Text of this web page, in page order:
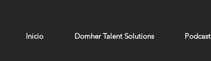
Inicio Domher Talent Solutions Podcast